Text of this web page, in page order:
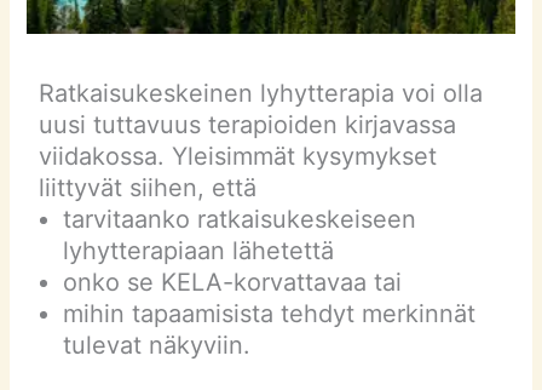
Ratkaisukeskeinen lyhytterapia voi olla
uusi tuttavuus terapioiden kirjavassa
viidakossa. Yleisimmät kysymykset
liittyvät siihen, että
tarvitaanko ratkaisukeskeiseen
lyhytterapiaan lähetettä
onko se KELA-korvattavaa tai
mihin tapaamisista tehdyt merkinnät
tulevat näkyviin.